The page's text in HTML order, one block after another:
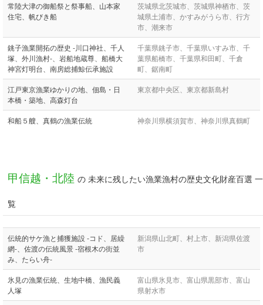
常陸大津の御船祭と祭事船、山本家
住宅、帆びき船
茨城県北茨城市、茨城県神栖市、茨
城県土浦市、かすみがうら市、行方
市、潮来市
銚子漁業開拓の歴史 -川口神社、千人
塚、外川漁村-、岩船地蔵尊、船橋大
神宮灯明台、南房総捕鯨伝承施設
千葉県銚子市、千葉県いすみ市、千
葉県船橋市、千葉県和田町、千倉
町、鋸南町
江戸東京漁業ゆかりの地、佃島・日
本橋・築地、高森灯台
東京都中央区、東京都新島村
和船５艘、真鶴の漁業伝統 神奈川県横須賀市、神奈川県真鶴町
甲信越・北陸 の 未来に残したい漁業漁村の歴史文化財産百選 一
覧
伝統的サケ漁と捕獲施設 -コド、居繰
網-、佐渡の伝統風景 -宿根木の街並
み、たらい舟-
新潟県山北町、村上市、新潟県佐渡
市
氷見の漁業伝統、生地中橋、漁民義
人塚
富山県氷見市、富山県黒部市、富山
県射水市